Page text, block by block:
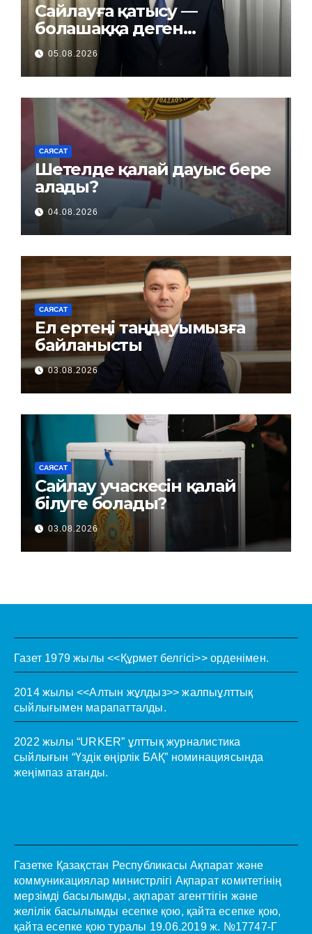
Сайлауға қатысу —
болашаққа деген
жауапкершілік
05.08.2026
САЯСАТ
Шетелде қалай дауыс бере
алады?
04.08.2026
САЯСАТ
Ел ертеңі таңдауымызға
байланысты
03.08.2026
САЯСАТ
Сайлау учаскесін қалай
білуге болады?
03.08.2026
Газет 1979 жылы <<Құрмет белгісі>> орденімен.
2014 жылы <<Алтын жұлдыз>> жалпыұлттық
сыйлығымен марапатталды.
2022 жылы “URKER” ұлттық журналистика
сыйлығын “Үздік өңірлік БАҚ” номинациясында
жеңімпаз атанды.
Газетке Қазақстан Республикасы Ақпарат және
коммуникациялар министрлігі Ақпарат комитетінің
мерзімді басылымды, ақпарат агенттігін және
желілік басылымды есепке қою, қайта есепке қою,
қайта есепке қою туралы 19.06.2019 ж. №17747-Г